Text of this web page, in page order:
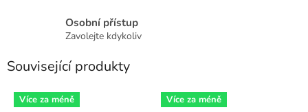
Osobní přístup
Zavolejte kdykoliv
Související produkty
Více za méně Více za méně